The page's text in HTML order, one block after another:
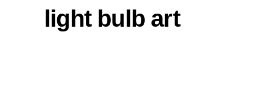
light bulb art